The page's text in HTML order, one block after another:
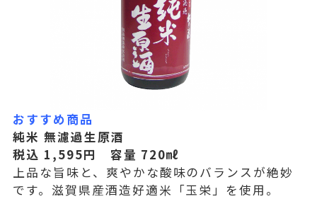
おすすめ商品
純米 無濾過生原酒
税込 1,595円 容量 720㎖
上品な旨味と、爽やかな酸味のバランスが絶妙
です。滋賀県産酒造好適米「玉栄」を使用。